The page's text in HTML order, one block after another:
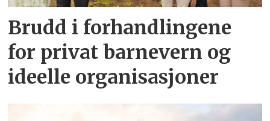
Brudd i forhandlingene
for privat barnevern og
ideelle organisasjoner